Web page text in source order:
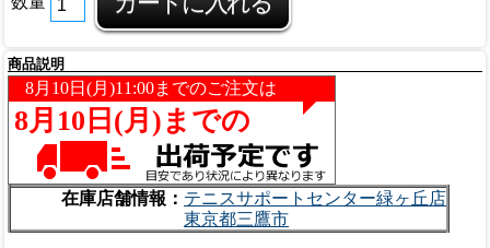
商品説明
在庫店舗情報： テニスサポートセンター緑ヶ丘店
東京都三鷹市